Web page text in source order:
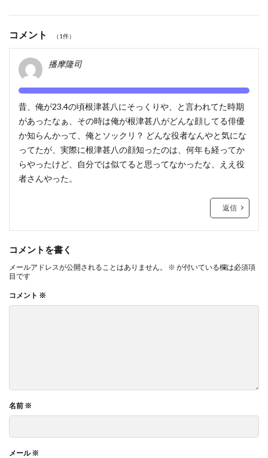
コメント （1件）
播摩隆司
昔、俺が23.4の頃根津甚八にそっくりや、と言われてた時期
があったなぁ、その時は俺が根津甚八がどんな顔してる俳優
か知らんかって、俺とソックリ？ どんな役者なんやと気にな
ってたが、実際に根津甚八の顔知ったのは、何年も経ってか
らやったけど、自分では似てると思ってなかったな、ええ役
者さんやった。
返信
コメントを書く
メールアドレスが公開されることはありません。 ※ が付いている欄は必須項
目です
コメント ※
名前 ※
メール※